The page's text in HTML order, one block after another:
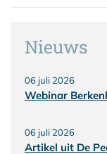
Nieuws
06 juli 2026
Webinar
06 juli 2026
Artikel uit De